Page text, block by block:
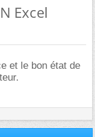
Excel
et le bon état de